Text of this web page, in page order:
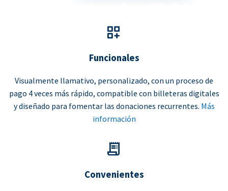
Funcionales
Visualmente llamativo, personalizado, con un proceso de
pago 4 veces más rápido, compatible con billeteras digitales
y diseñado para fomentar las donaciones recurrentes. Más
información
Convenientes